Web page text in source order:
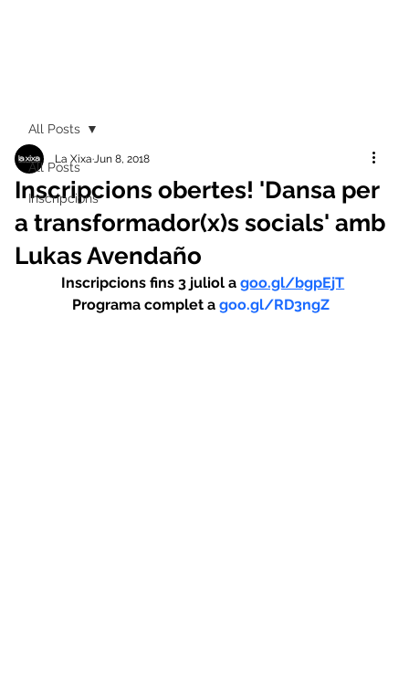
All Posts
Inscripcions
All Posts
Inscripcions obertes! 'Dansa per
a transformador(x)s socials' amb
Lukas Avendaño
La XixaJun 8, 2018
Inscripcions fins 3 juliol a goo.gl/bgpEjT
Programa complet a goo.gl/RD3ngZ